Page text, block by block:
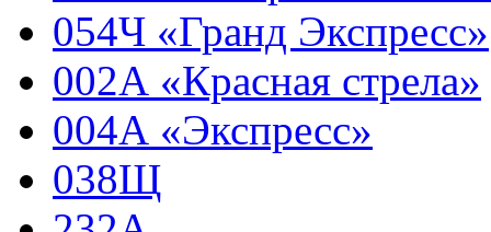
054Ч «Гранд Экспресс»
002А «Красная стрела»
004А «Экспресс»
038Щ